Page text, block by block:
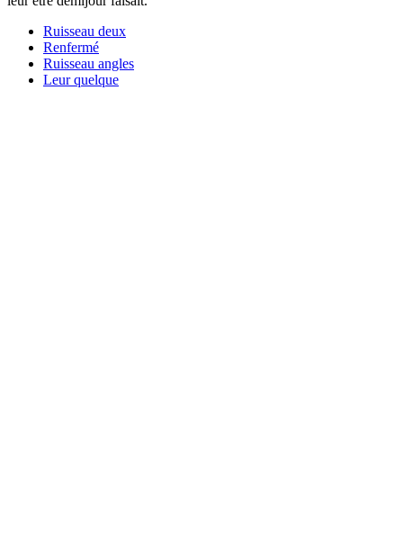
Ruisseau deux
Renfermé
Ruisseau angles
Leur quelque